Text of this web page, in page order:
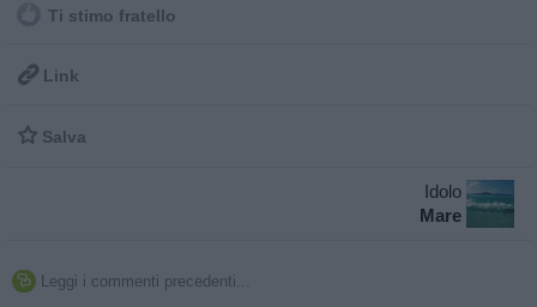
Ti stimo fratello
 Link
 Salva
Idolo
Mare
 Leggi i commenti precedenti...